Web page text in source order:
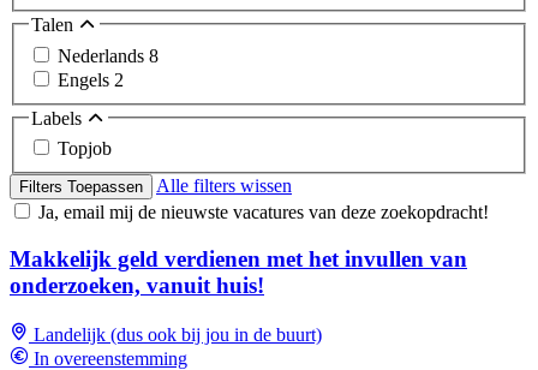
Talen
Nederlands 8
Engels 2
Labels
Topjob
Filters Toepassen
Alle filters wissen
Ja, email mij de nieuwste vacatures van deze zoekopdracht!
Makkelijk geld verdienen met het invullen van
onderzoeken, vanuit huis!
Landelijk (dus ook bij jou in de buurt)
In overeenstemming